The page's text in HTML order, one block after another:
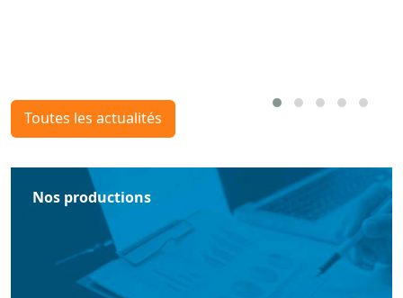
Toutes les actualités
Nos productions